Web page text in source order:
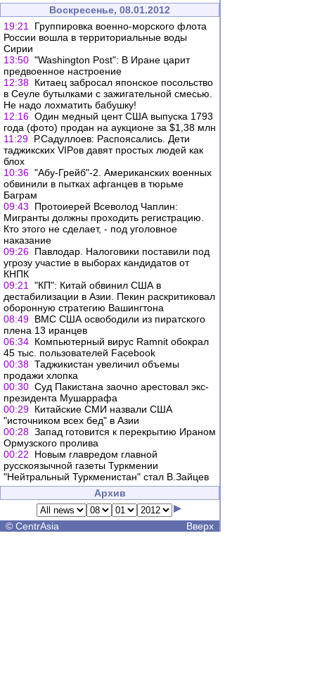
Воскресенье, 08.01.2012
19:21
Группировка военно-морского флота
России вошла в территориальные воды
Сирии
13:50 "Washington Post": В Иране царит
предвоенное настроение
12:38 Китаец забросал японское посольство
в Сеуле бутылками с зажигательной смесью.
Не надо лохматить бабушку!
12:16 Один медный цент США выпуска 1793
года (фото) продан на аукционе за $1,38 млн
11:29 Р.Садуллоев: Распоясались. Дети
таджикских VIPов давят простых людей как
блох
10:36 "Абу-Грейб"-2. Американских военных
обвинили в пытках афганцев в тюрьме
Баграм
09:43
Протоиерей Всеволод Чаплин:
Мигранты должны проходить регистрацию.
Кто этого не сделает, - под уголовное
наказание
09:26 Павлодар. Налоговики поставили под
угрозу участие в выборах кандидатов от
КНПК
09:21
"КП": Китай обвинил США в
дестабилизации в Азии. Пекин раскритиковал
оборонную стратегию Вашингтона
08:49 ВМС США освободили из пиратского
плена 13 иранцев
06:34 Компьютерный вирус Ramnit обокрал
45 тыс. пользователей Facebook
00:38 Таджикистан увеличил объемы
продажи хлопка
00:30 Суд Пакистана заочно арестовал экс-
президента Мушаррафа
00:29 Китайские СМИ назвали США
"источником всех бед" в Азии
00:28 Запад готовится к перекрытию Ираном
Ормузского пролива
00:22
Новым главредом главной
русскоязычной газеты Туркмении
"Нейтральный Туркменистан" стал В.Зайцев
Архив
© CentrAsia Вверх